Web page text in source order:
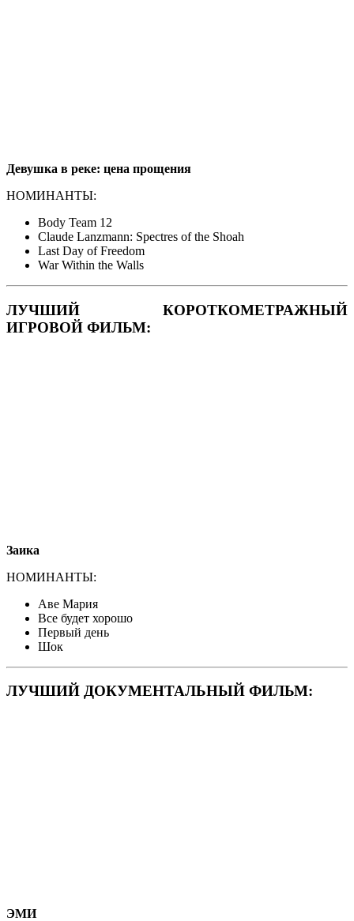
Девушка в реке: цена прощения
НОМИНАНТЫ:
Body Team 12
Claude Lanzmann: Spectres of the Shoah
Last Day of Freedom
War Within the Walls
ЛУЧШИЙ КОРОТКОМЕТРАЖНЫЙ
ИГРОВОЙ ФИЛЬМ:
Заика
НОМИНАНТЫ:
Аве Мария
Все будет хорошо
Первый день
Шок
ЛУЧШИЙ ДОКУМЕНТАЛЬНЫЙ ФИЛЬМ:
ЭМИ